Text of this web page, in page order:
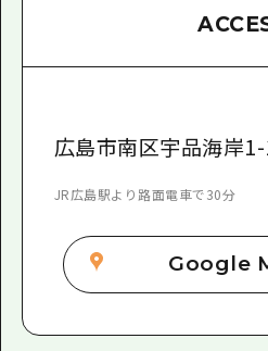
広島市南区宇品海岸
JR広島駅より路面電車で30分
Google